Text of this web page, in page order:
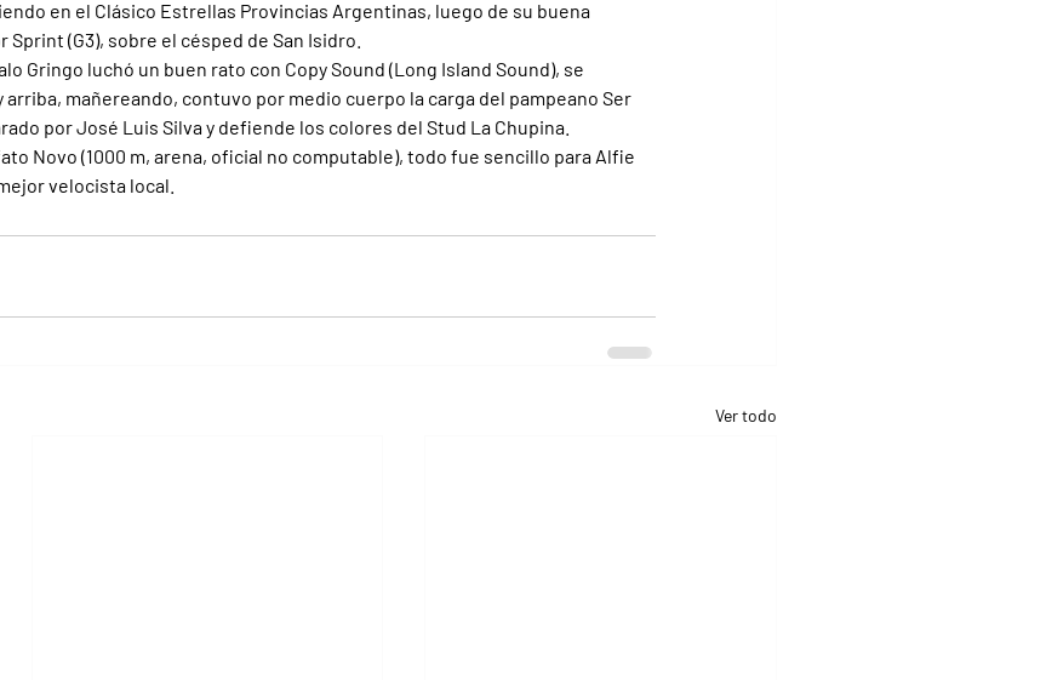
en el Clásico Estrellas Provincias Argentinas, luego de su buena
(G3), sobre el césped de San Isidro.
Gringo luchó un buen rato con Copy Sound (Long Island Sound), se
arriba, mañereando, contuvo por medio cuerpo la carga del pampeano Ser
por José Luis Silva y defiende los colores del Stud La Chupina.
Novo (1000 m, arena, oficial no computable), todo fue sencillo para Alfie
velocista local.
Ver todo